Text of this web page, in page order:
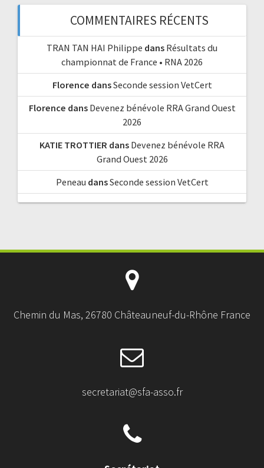
COMMENTAIRES RÉCENTS
TRAN TAN HAI Philippe dans Résultats du
championnat de France • RNA 2026
Florence dansSeconde session VetCert
Florence dans Devenez bénévole RRA Grand Ouest
2026
KATIE TROTTIER dans Devenez bénévole RRA
Grand Ouest 2026
Peneau dansSeconde session VetCert
Chemin du Mas, 26780 Châteauneuf-du-Rhône France
secretariat@sfa-asso.fr